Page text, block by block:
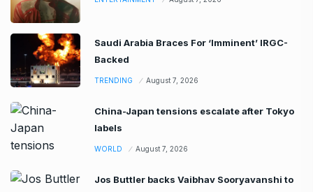
Saudi Arabia Braces For ‘Imminent’ IRGC-
Backed
TRENDING August 7, 2026
China-Japan tensions escalate after Tokyo
labels
WORLD August 7, 2026
Jos Buttler backs Vaibhav Sooryavanshi to